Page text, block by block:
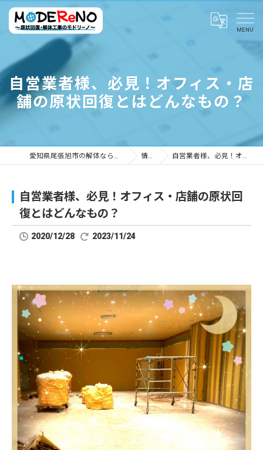
自営業者様、必見！オフィス・店
舗の原状回復とはどんなもの？
愛知県尾張旭市の解体ならMODEReNO ～原状回復・解体工事のモドリーノ～ 情報ブログ 自営業者様、必見！オフィス・店舗の原状回復とはどんなもの？
自営業者様、必見！オフィス・店舗の原状回
復とはどんなもの？
2020/12/28 2023/11/24